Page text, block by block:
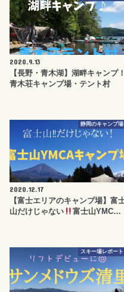
2020.9.13
【長野・青木湖】湖畔キャンプ！
青木荘キャンプ場・テント村
静岡のキャンプ場
2020.12.17
【富士エリアのキャンプ場】富
山だけじゃない
富士山YMC…
スキー場レポート